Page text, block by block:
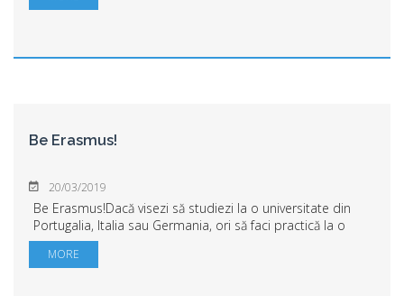
Be Erasmus!
20/03/2019
Be Erasmus!Dacă visezi să studiezi la o universitate din
Portugalia, Italia sau Germania, ori să faci practică la o
companie din Spania sau Grecia, vino să afli cum visul ți
se poate transforma în rea...
MORE